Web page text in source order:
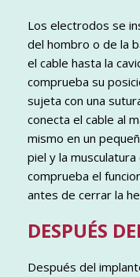
Los electrodos se
del hombro o de la
el cable hasta la
comprueba su
sujeta con una
conecta el cable al
mismo en un
piel y la
comprueba el
antes de cerrar la
DESPUÉS
Después del